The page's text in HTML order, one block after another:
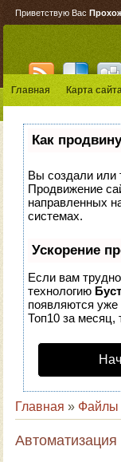
Приветствую Вас
Главная Карта
Как
Вы создали или
Продвижение
направленных
системах.
Ускорение
Если вам
технологию Буст
появляются уже
Топ10 за месяц,
Главная » Файлы
Автоматизация